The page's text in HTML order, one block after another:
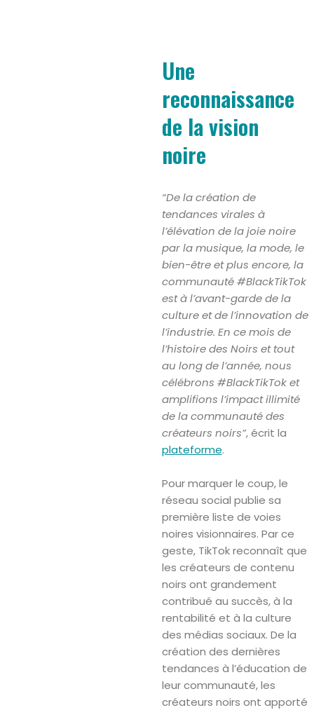
Une
reconnaissance
de la vision
noire
“De la création de
tendances virales à
l’élévation de la joie noire
par la musique, la mode, le
bien-être et plus encore, la
communauté #BlackTikTok
est à l’avant-garde de la
culture et de l’innovation de
l’industrie. En ce mois de
l’histoire des Noirs et tout
au long de l’année, nous
célébrons #BlackTikTok et
amplifions l’impact illimité
de la communauté des
créateurs noirs”, écrit la
plateforme.
Pour marquer le coup, le
réseau social publie sa
première liste de voies
noires visionnaires. Par ce
geste, TikTok reconnaît que
les créateurs de contenu
noirs ont grandement
contribué au succès, à la
rentabilité et à la culture
des médias sociaux. De la
création des dernières
tendances à l’éducation de
leur communauté, les
créateurs noirs ont apporté